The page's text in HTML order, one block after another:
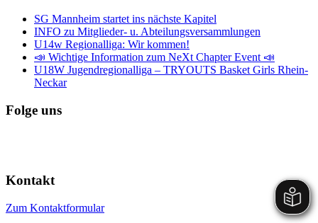
SG Mannheim startet ins nächste Kapitel
INFO zu Mitglieder- u. Abteilungsversammlungen
U14w Regionalliga: Wir kommen!
📣 Wichtige Information zum NeXt Chapter Event 📣
U18W Jugendregionalliga – TRYOUTS Basket Girls Rhein-
Neckar
Folge uns
Kontakt
Zum Kontaktformular